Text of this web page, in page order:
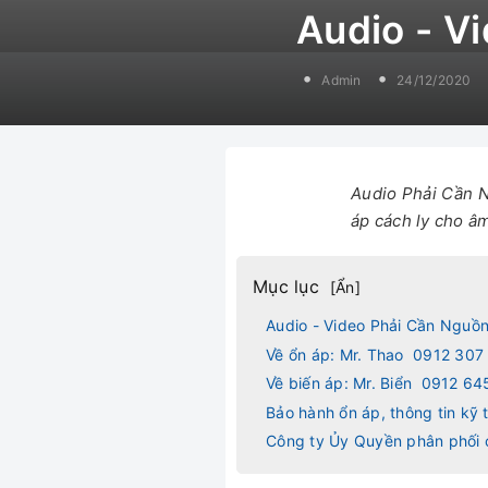
Audio -
Admin 24/12/2020
Audio Phải Cần
áp cách ly cho
Mục lục [Ẩn]
Audio - Video Phải Cần
Về ổn áp: Mr. Thao 0912
Về biến áp: Mr. Biển 0912
Bảo hành ổn áp, thông tin
Công ty Ủy Quyền phân phối